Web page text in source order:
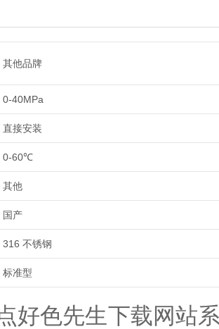
其他品牌
0-40MPa
直接安装
0-60℃
其他
国产
316 不锈钢
标准型
好色先生下载网站